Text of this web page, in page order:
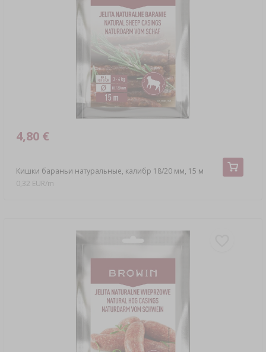
Кишки бараньи натуральные, калибр 18/20 мм, 15 м
4,80 €
0,32 EUR/m